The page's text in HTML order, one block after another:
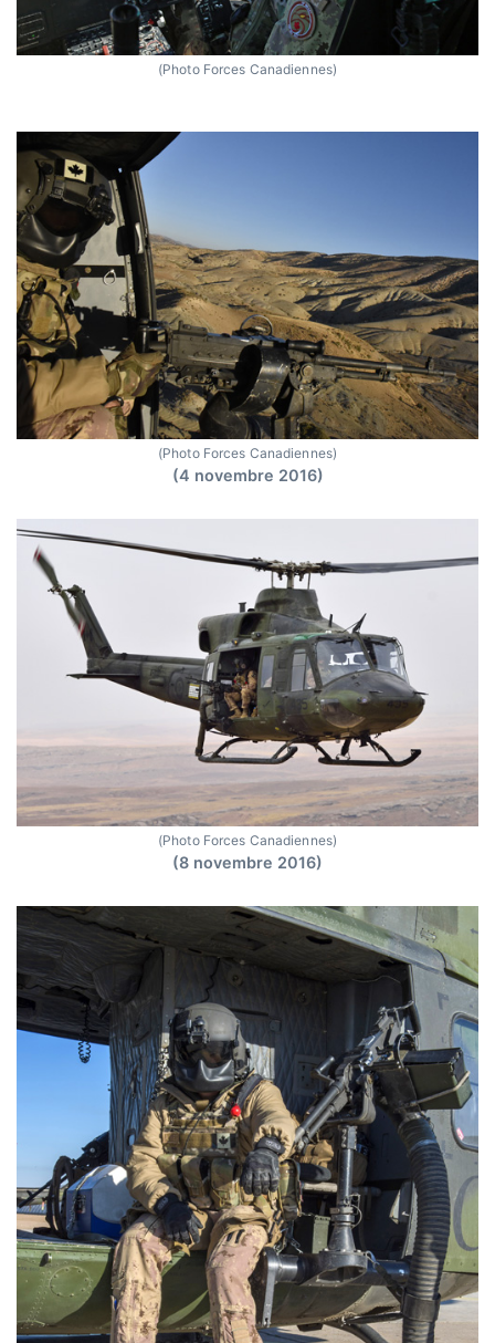
(Photo Forces Canadiennes)
(Photo Forces Canadiennes)
(4 novembre 2016)
(Photo Forces Canadiennes)
(8 novembre 2016)